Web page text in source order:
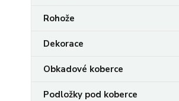
Rohože
Dekorace
Obkadové koberce
Podložky pod koberce